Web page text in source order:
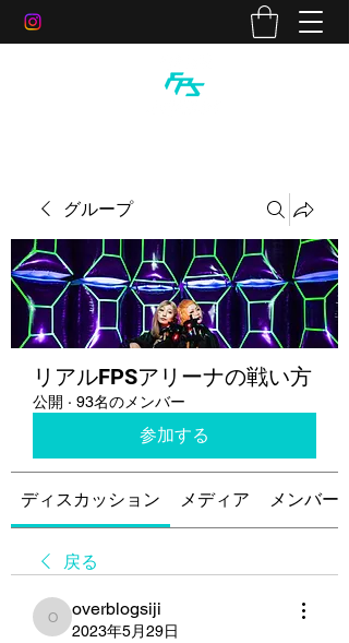
グループ
リアルFPSアリーナの戦い方
公開 · 93名のメンバー
参加する
ディスカッション メディア メンバー
戻る
overblogsiji
overblogsiji
2023年5月29日